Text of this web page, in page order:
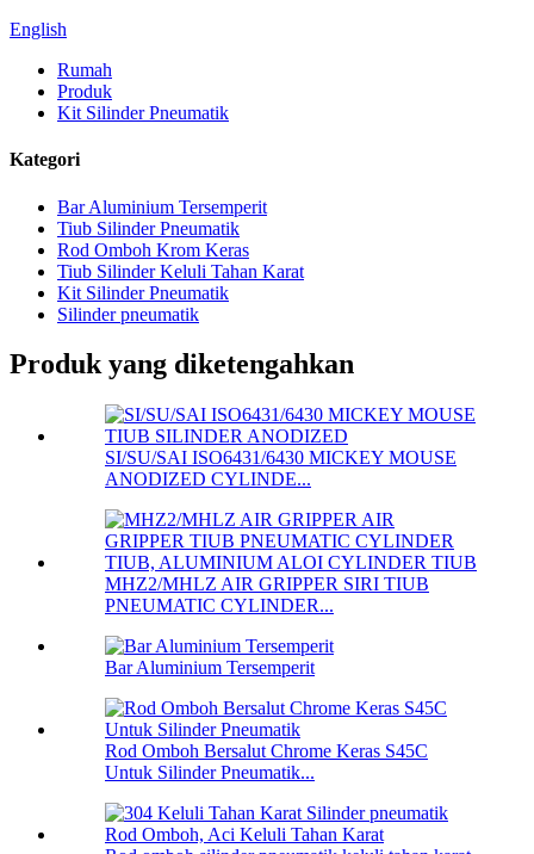
English
Rumah
Produk
Kit Silinder Pneumatik
Kategori
Bar Aluminium Tersemperit
Tiub Silinder Pneumatik
Rod Omboh Krom Keras
Tiub Silinder Keluli Tahan Karat
Kit Silinder Pneumatik
Silinder pneumatik
Produk yang diketengahkan
SI/SU/SAI ISO6431/6430 MICKEY MOUSE
ANODIZED CYLINDE...
MHZ2/MHLZ AIR GRIPPER SIRI TIUB
PNEUMATIC CYLINDER...
Bar Aluminium Tersemperit
Rod Omboh Bersalut Chrome Keras S45C
Untuk Silinder Pneumatik...